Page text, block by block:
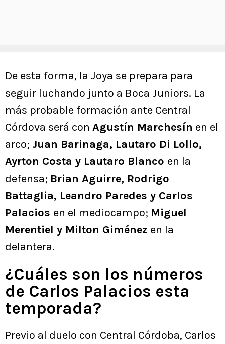
De esta forma, la Joya se prepara para
seguir luchando junto a Boca Juniors. La
más probable formación ante Central
Córdova será con Agustín Marchesín en el
arco; Juan Barinaga, Lautaro Di Lollo,
Ayrton Costa y Lautaro Blanco en la
defensa; Brian Aguirre, Rodrigo
Battaglia, Leandro Paredes y Carlos
Palacios en el mediocampo; Miguel
Merentiel y Milton Giménez en la
delantera.
¿Cuáles son los números
de Carlos Palacios esta
temporada?
Previo al duelo con Central Córdoba, Carlos